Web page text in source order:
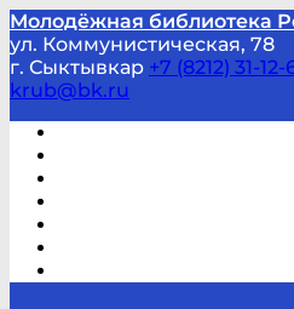
Молодёжная библиотека
ул. Коммунистическая, 78
г. Сыктывкар +7 (8212) 31-12-
krub@bk.ru